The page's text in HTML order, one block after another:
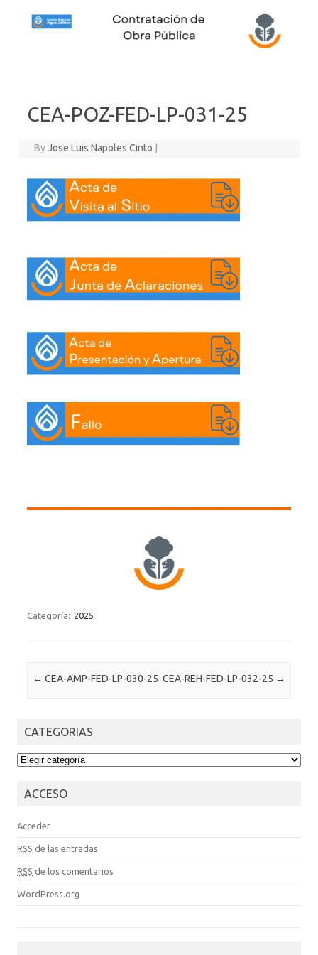
CEA-POZ-FED-LP-031-25
ByJose Luis Napoles Cinto
Categoría: 2025
Post navigation
← CEA-AMP-FED-LP-030-25 CEA-REH-FED-LP-032-25 →
CATEGORIAS
CATEGORIAS
ACCESO
Acceder
RSS de las entradas
RSS de los comentarios
WordPress.org